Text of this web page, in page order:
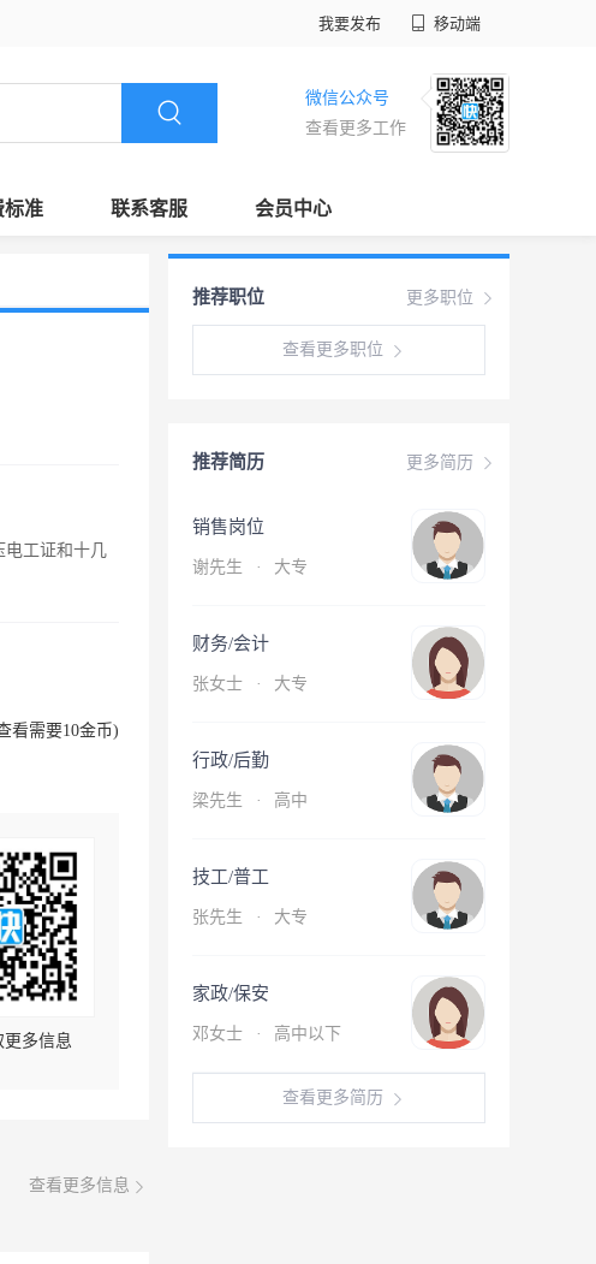
我要发布 移动端
微信公众号
查看更多工作
标准 联系客服 会员中心
电工证和十几
看需要10金币)
更多信息
查看更多信息
更多职位
推荐职位
查看更多职位
更多简历
推荐简历
销售岗位
谢先生 · 大专
财务/会计
张女士 · 大专
行政/后勤
梁先生 · 高中
技工/普工
张先生 · 大专
家政/保安
邓女士 · 高中以下
查看更多简历